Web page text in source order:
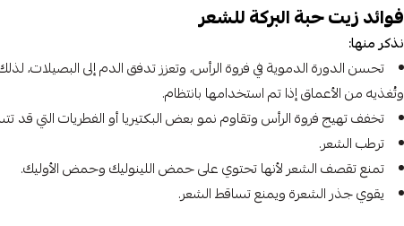
فوائد زيت حبة البركة للشعر
نذكر منها:
تحسن الدورة الدموية في فروة الرأس، وتعزز تدفق الدم إلى البصيلات،
وتُغذيه من الأعماق إذا تم استخدامها بانتظام.
تخفف تهيج فروة الرأس وتقاوم نمو بعض البكتيريا أو الفطريات التي قد
ترطب الشعر.
تمنع تقصف الشعر لأنها تحتوي على حمض اللينوليك وحمض الأوليك.
يقوي جذر الشعرة ويمنع تساقط الشعر.